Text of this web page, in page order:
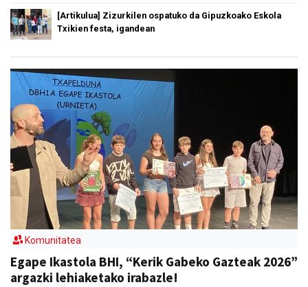
[Artikulua] Zizurkilen ospatuko da Gipuzkoako Eskola
Txikien festa, igandean
Komunitatea
Egape Ikastola BHI, “Kerik Gabeko Gazteak 2026”
argazki lehiaketako irabazle!